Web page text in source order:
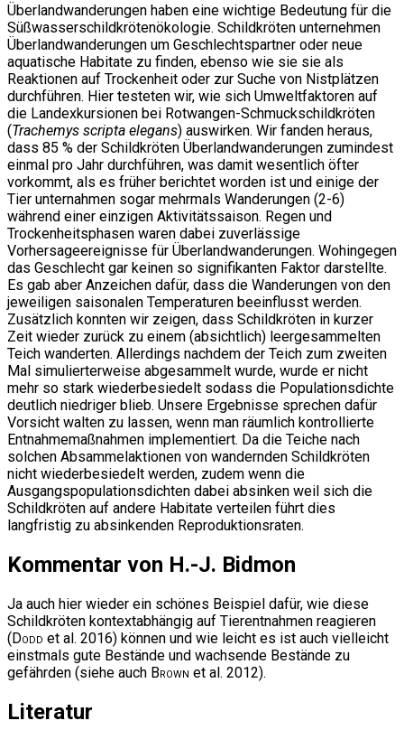
Überlandwanderungen haben eine wichtige Bedeutung für die
Süßwasserschildkrötenökologie. Schildkröten unternehmen
Überlandwanderungen um Geschlechtspartner oder neue
aquatische Habitate zu finden, ebenso wie sie sie als
Reaktionen auf Trockenheit oder zur Suche von Nistplätzen
durchführen. Hier testeten wir, wie sich Umweltfaktoren auf
die Landexkursionen bei Rotwangen-Schmuckschildkröten
(Trachemys scripta elegans) auswirken. Wir fanden heraus,
dass 85 % der Schildkröten Überlandwanderungen zumindest
einmal pro Jahr durchführen, was damit wesentlich öfter
vorkommt, als es früher berichtet worden ist und einige der
Tier unternahmen sogar mehrmals Wanderungen (2-6)
während einer einzigen Aktivitätssaison. Regen und
Trockenheitsphasen waren dabei zuverlässige
Vorhersageereignisse für Überlandwanderungen. Wohingegen
das Geschlecht gar keinen so signifikanten Faktor darstellte.
Es gab aber Anzeichen dafür, dass die Wanderungen von den
jeweiligen saisonalen Temperaturen beeinflusst werden.
Zusätzlich konnten wir zeigen, dass Schildkröten in kurzer
Zeit wieder zurück zu einem (absichtlich) leergesammelten
Teich wanderten. Allerdings nachdem der Teich zum zweiten
Mal simulierterweise abgesammelt wurde, wurde er nicht
mehr so stark wiederbesiedelt sodass die Populationsdichte
deutlich niedriger blieb. Unsere Ergebnisse sprechen dafür
Vorsicht walten zu lassen, wenn man räumlich kontrollierte
Entnahmemaßnahmen implementiert. Da die Teiche nach
solchen Absammelaktionen von wandernden Schildkröten
nicht wiederbesiedelt werden, zudem wenn die
Ausgangspopulationsdichten dabei absinken weil sich die
Schildkröten auf andere Habitate verteilen führt dies
langfristig zu absinkenden Reproduktionsraten.
Kommentar von H.-J. Bidmon
Ja auch hier wieder ein schönes Beispiel dafür, wie diese
Schildkröten kontextabhängig auf Tierentnahmen reagieren
(Dodd et al. 2016) können und wie leicht es ist auch vielleicht
einstmals gute Bestände und wachsende Bestände zu
gefährden (siehe auch Brown et al. 2012).
Literatur